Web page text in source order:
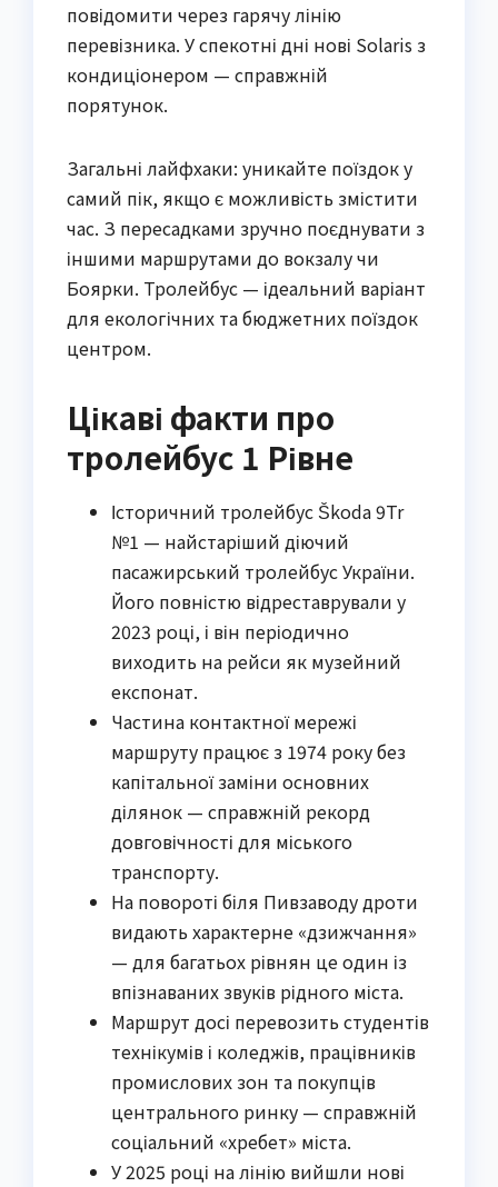
повідомити через гарячу лінію
перевізника. У спекотні дні нові Solaris з
кондиціонером — справжній
порятунок.
Загальні лайфхаки: уникайте поїздок у
самий пік, якщо є можливість змістити
час. З пересадками зручно поєднувати з
іншими маршрутами до вокзалу чи
Боярки. Тролейбус — ідеальний варіант
для екологічних та бюджетних поїздок
центром.
Цікаві факти про
тролейбус 1 Рівне
Історичний тролейбус Škoda 9Tr
№1 — найстаріший діючий
пасажирський тролейбус України.
Його повністю відреставрували у
2023 році, і він періодично
виходить на рейси як музейний
експонат.
Частина контактної мережі
маршруту працює з 1974 року без
капітальної заміни основних
ділянок — справжній рекорд
довговічності для міського
транспорту.
На повороті біля Пивзаводу дроти
видають характерне «дзижчання»
— для багатьох рівнян це один із
впізнаваних звуків рідного міста.
Маршрут досі перевозить студентів
технікумів і коледжів, працівників
промислових зон та покупців
центрального ринку — справжній
соціальний «хребет» міста.
У 2025 році на лінію вийшли нові